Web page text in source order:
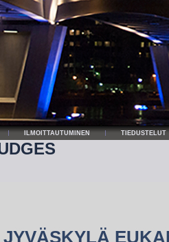
ILMOITTAUTUMINEN TIEDUSTELUT
JYVÄSKYLÄ